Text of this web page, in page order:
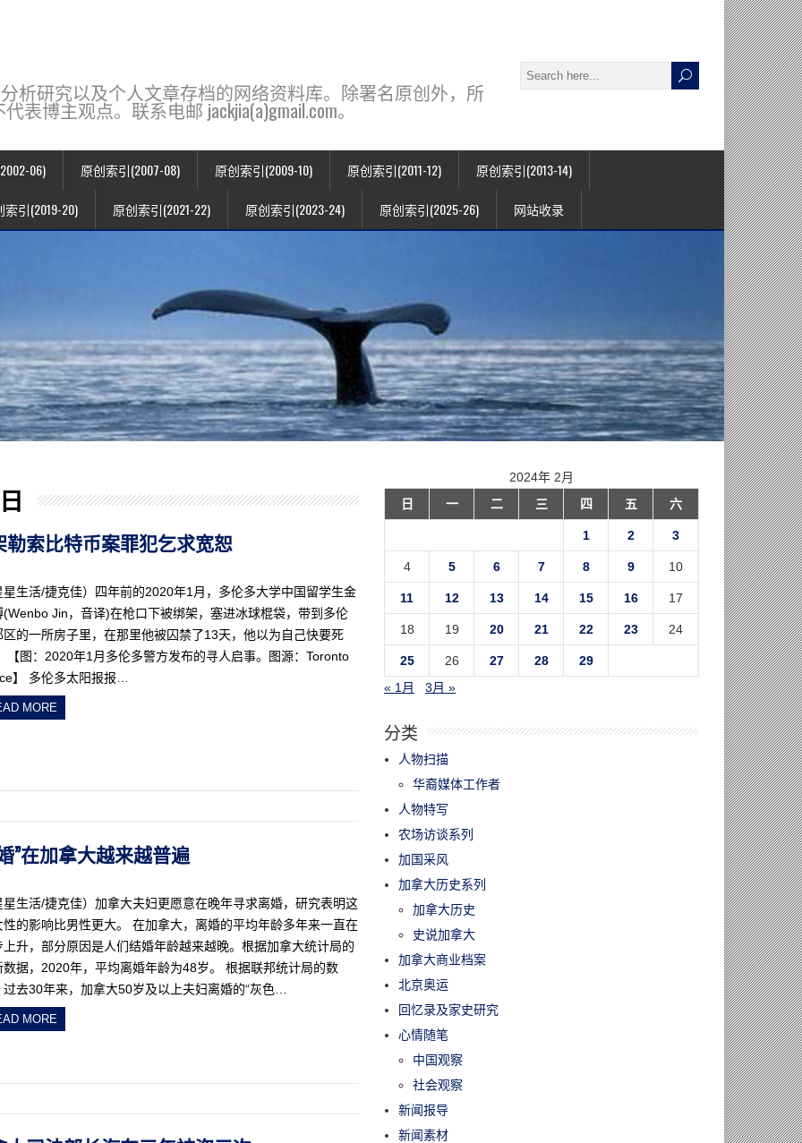
分析研究以及个人文章存档的网络资料库。除署名原创外，所
博主观点。联系电邮 jackjia(a)gmail.com。
06) 原创索引(2007-08) 原创索引(2009-10) 原创索引(2011-12) 原创索引(2013-14)
索引(2019-20) 原创索引(2021-22) 原创索引(2023-24) 原创索引(2025-26) 网站收录
勒索比特币案罪犯乞求宽恕
星生活/捷克佳）四年前的2020年1月，多伦多大学中国留学生金
(Wenbo Jin，音译)在枪口下被绑架，塞进冰球棍袋，带到多伦
区的一所房子里，在那里他被囚禁了13天，他以为自己快要死
【图：2020年1月多伦多警方发布的寻人启事。图源：Toronto
】 多伦多太阳报报…
MORE
”在加拿大越来越普遍
星生活/捷克佳）加拿大夫妇更愿意在晚年寻求离婚，研究表明这
性的影响比男性更大。 在加拿大，离婚的平均年龄多年来一直在
上升，部分原因是人们结婚年龄越来越晚。根据加拿大统计局的
数据，2020年，平均离婚年龄为48岁。 根据联邦统计局的数
过去30年来，加拿大50岁及以上夫妇离婚的“灰色…
MORE
2024年 2月
日
一 二 三 四 五 六
1 2 3
4 5 6 7 8 9 10
11 12 13 14 15 16 17
18 19 20 21 22 23 24
25 26 27 28
29
« 1月
3月 »
分类
人物扫描
华裔媒体工作者
人物特写
农场访谈系列
加国采风
加拿大历史系列
加拿大历史
史说加拿大
加拿大商业档案
北京奥运
回忆录及家史研究
心情随笔
中国观察
社会观察
新闻报导
新闻素材